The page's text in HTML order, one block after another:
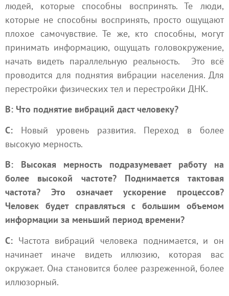
людей, которые способны воспринять. Те люди,
которые не способны воспринять, просто ощущают
плохое самочувствие. Те же, кто способны, могут
принимать информацию, ощущать головокружение,
начать видеть параллельную реальность. Это всё
проводится для поднятия вибрации населения. Для
перестройки физических тел и перестройки ДНК.
В: Что поднятие вибраций даст человеку?
С: Новый уровень развития. Переход в более
высокую мерность.
В: Высокая мерность подразумевает работу на
более высокой частоте? Поднимается тактовая
частота? Это означает ускорение процессов?
Человек будет справляться с большим объемом
информации за меньший период времени?
С: Частота вибраций человека поднимается, и он
начинает иначе видеть иллюзию, которая вас
окружает. Она становится более разреженной, более
иллюзорный.